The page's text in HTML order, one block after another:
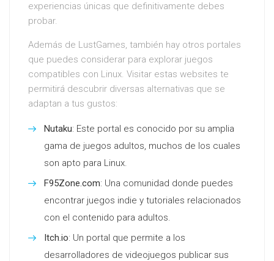
experiencias únicas que definitivamente debes
probar.
Además de LustGames, también hay otros portales
que puedes considerar para explorar juegos
compatibles con Linux. Visitar estas websites te
permitirá descubrir diversas alternativas que se
adaptan a tus gustos:
Nutaku: Este portal es conocido por su amplia
gama de juegos adultos, muchos de los cuales
son apto para Linux.
F95Zone.com: Una comunidad donde puedes
encontrar juegos indie y tutoriales relacionados
con el contenido para adultos.
Itch.io: Un portal que permite a los
desarrolladores de videojuegos publicar sus